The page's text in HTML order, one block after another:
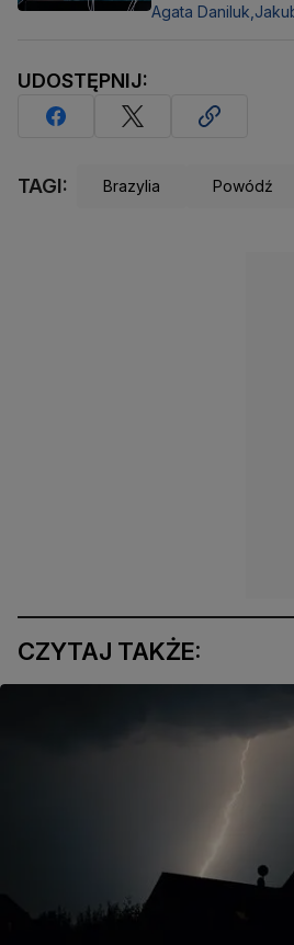
Agata Daniluk,
UDOSTĘPNIJ:
TAGI: Brazylia Powódź
CZYTAJ TAKŻE: